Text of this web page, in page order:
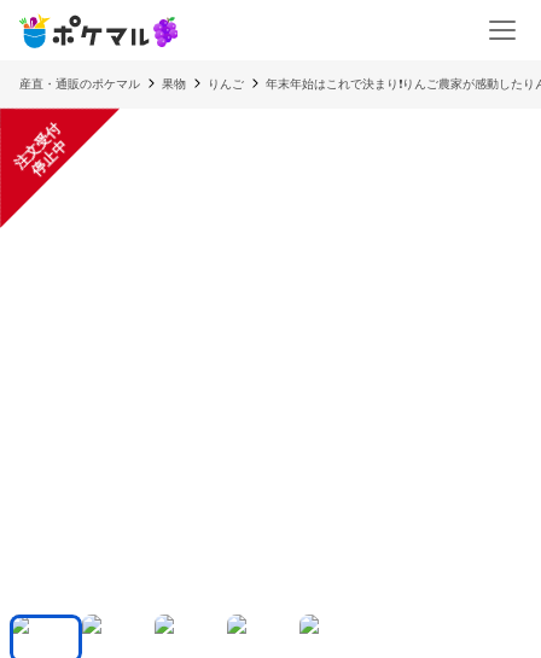
産直・通販のポケマル 果物 りんご 年末年始はこれで決まり❗️りんご農家が感動したり
注
文
受
付
停
止
中